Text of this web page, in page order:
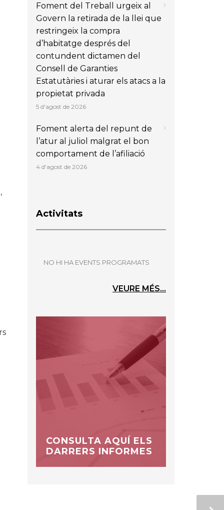
Foment del Treball urgeix al
Govern la retirada de la llei que
restringeix la compra
d’habitatge després del
contundent dictamen del
Consell de Garanties
Estatutàries i aturar els atacs a la
propietat privada
5 d'agost de 2026
Foment alerta del repunt de
l’atur al juliol malgrat el bon
comportament de l’afiliació
4 d'agost de 2026
Activitats
NO HI HA EVENTS PROGRAMATS
VEURE MÉS...
CONSULTA AQUÍ ELS
DARRERS INFORMES